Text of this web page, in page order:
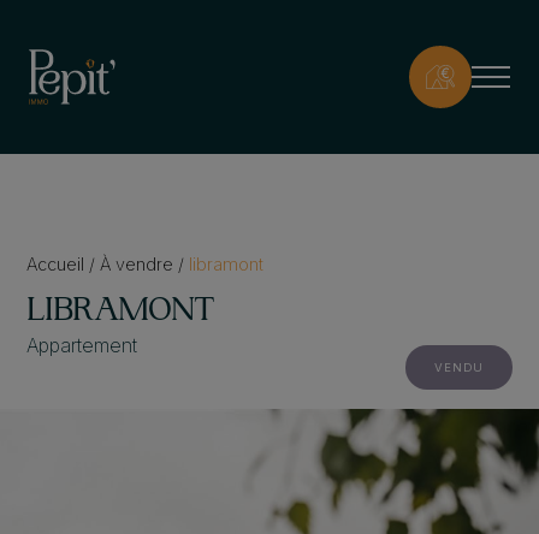
Accueil / À vendre / libramont
LIBRAMONT
Appartement
VENDU